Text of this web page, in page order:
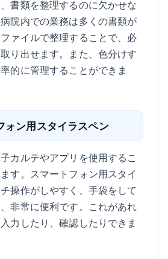
書類を整理するのに欠かせな
院内での業務は多くの書類が
ァイルで整理することで、必
り出せます。また、色分けす
的に管理することができま
ォン用スタイラスペン
カルテやアプリを使用するこ
す。スマートフォン用スタイ
操作がしやすく、手袋をして
非常に便利です。これがあれ
力したり、確認したりできま